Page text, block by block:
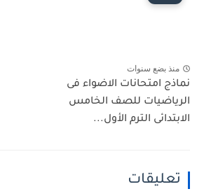
بضع سنوات
امتحانات الاضواء فى
للصف الخامس
الترم الأول...